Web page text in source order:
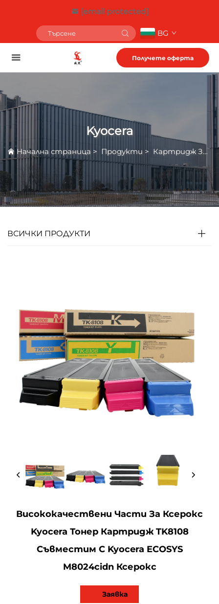
[email protected]
BG
Получете оферта
Kyocera
Начална страница > Продукти > Картридж За Тонер
ВСИЧКИ ПРОДУКТИ
Висококачествени Части За Ксерокс
Kyocera Тонер Картридж TK8108
Съвместим С Kyocera ECOSYS
M8024cidn Ксерокс
Заявка